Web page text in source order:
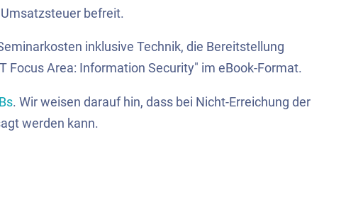
befreit.
inklusive Technik, die Bereitstellung
Focus Area: Information Security" im eBook-Format.
. Wir weisen darauf hin, dass bei Nicht-Erreichung der
werden kann.